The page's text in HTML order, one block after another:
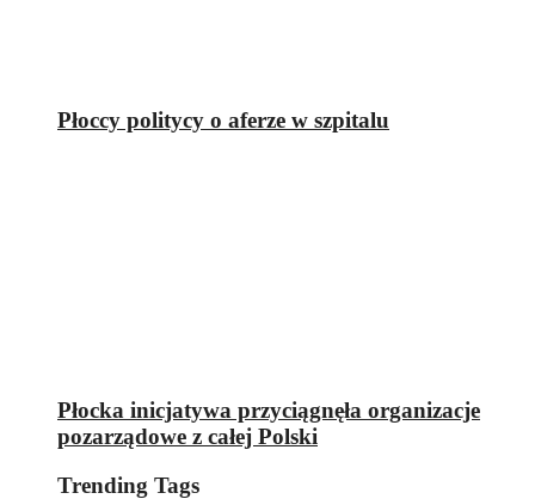
Płoccy politycy o aferze w szpitalu
Płocka inicjatywa przyciągnęła organizacje
pozarządowe z całej Polski
Trending Tags